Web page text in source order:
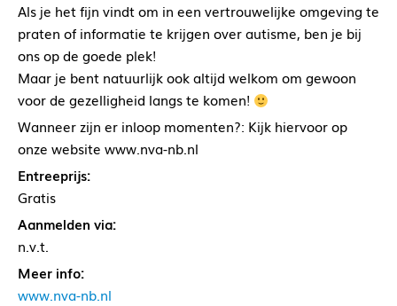
Als je het fijn vindt om in een vertrouwelijke omgeving te
praten of informatie te krijgen over autisme, ben je bij
ons op de goede plek!
Maar je bent natuurlijk ook altijd welkom om gewoon
voor de gezelligheid langs te komen!
Wanneer zijn er inloop momenten?: Kijk hiervoor op
onze website www.nva-nb.nl
Entreeprijs:
Gratis
Aanmelden via:
n.v.t.
Meer info:
www.nva-nb.nl